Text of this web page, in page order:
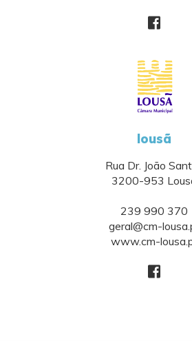
lousã
Rua Dr. João
3200-953
239 990 370
geral@cm-
www.cm-